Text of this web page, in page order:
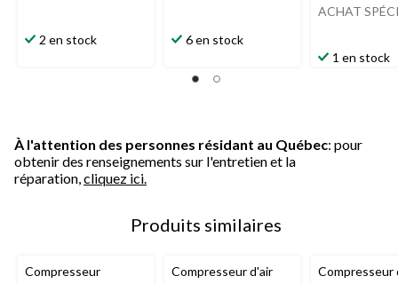
2 en stock 6 en stock
ACHAT
1 en stock
À l'attention des personnes résidant au Québec: pour
obtenir des renseignements sur l'entretien et la
réparation, cliquez ici.
Produits similaires
Compresseur
Compresseur d'air
Compresseur